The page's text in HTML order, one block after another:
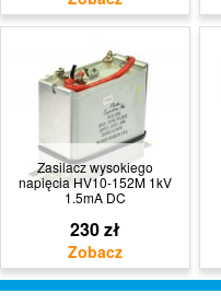
Zasilacz wysokiego
napięcia HV10-152M 1kV
1.5mA DC
230 zł